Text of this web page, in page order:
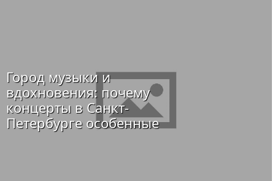
Город музыки и
вдохновения: почему
концерты в Санкт-
Петербурге особенные